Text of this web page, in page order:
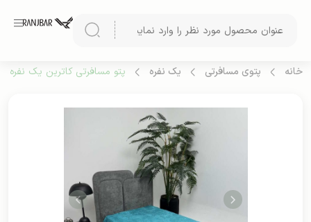
خانه پتوی مسافرتی یک نفره پتو مسافرتی کاترین یک نفره